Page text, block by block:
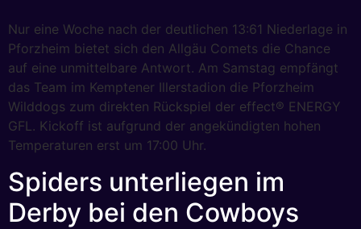
Nur eine Woche nach der deutlichen 13:61 Niederlage in
Pforzheim bietet sich den Allgäu Comets die Chance
auf eine unmittelbare Antwort. Am Samstag empfängt
das Team im Kemptener Illerstadion die Pforzheim
Wilddogs zum direkten Rückspiel der effect® ENERGY
GFL. Kickoff ist aufgrund der angekündigten hohen
Temperaturen erst um 17:00 Uhr.
Spiders unterliegen im
Derby bei den Cowboys